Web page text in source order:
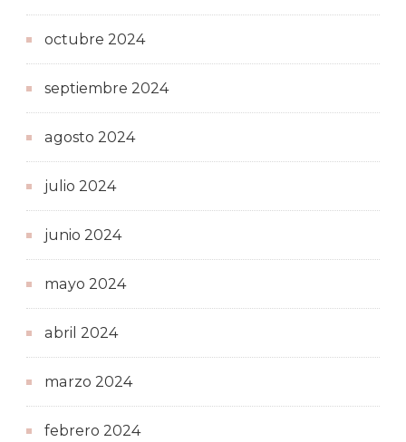
octubre 2024
septiembre 2024
agosto 2024
julio 2024
junio 2024
mayo 2024
abril 2024
marzo 2024
febrero 2024